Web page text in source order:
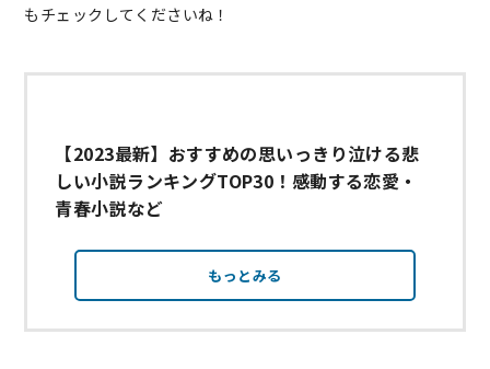
もチェックしてくださいね！
【2023最新】おすすめの思いっきり泣ける悲
しい小説ランキングTOP30！感動する恋愛・
青春小説など
もっとみる